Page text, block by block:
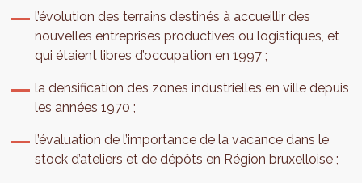
l’évolution des terrains destinés à accueillir des
nouvelles entreprises productives ou logistiques, et
qui étaient libres d’occupation en 1997 ;
la densification des zones industrielles en ville depuis
les années 1970 ;
l’évaluation de l’importance de la vacance dans le
stock d’ateliers et de dépôts en Région bruxelloise ;